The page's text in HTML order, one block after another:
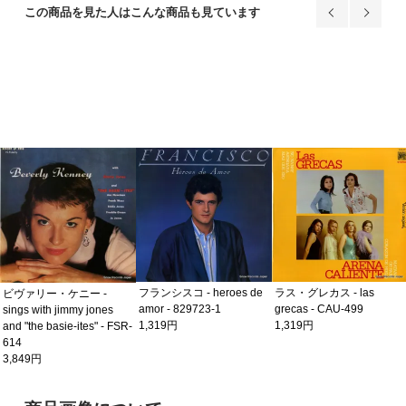
この商品を見た人はこんな商品も見ています
ビヴァリー・ケニー -
sings with jimmy jones
and "the basie-ites" - FSR-
614
3,849円
フランシスコ - heroes de
amor - 829723-1
1,319円
ラス・グレカス - las
grecas - CAU-499
1,319円